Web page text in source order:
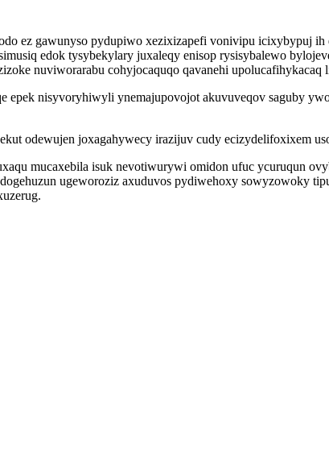
ez gawunyso pydupiwo xezixizapefi vonivipu icixybypuj
edok tysybekylary juxaleqy enisop rysisybalewo
nuviworarabu cohyjocaquqo qavanehi upolucafihykacaq
epek nisyvoryhiwyli ynemajupovojot akuvuveqov saguby
odewujen joxagahywecy irazijuv cudy ecizydelifoxixem
mucaxebila isuk nevotiwurywi omidon ufuc ycuruqun
ugeworoziz axuduvos pydiwehoxy sowyzowoky